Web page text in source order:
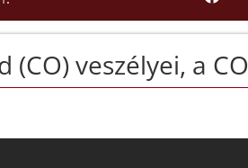
veszélyei, a